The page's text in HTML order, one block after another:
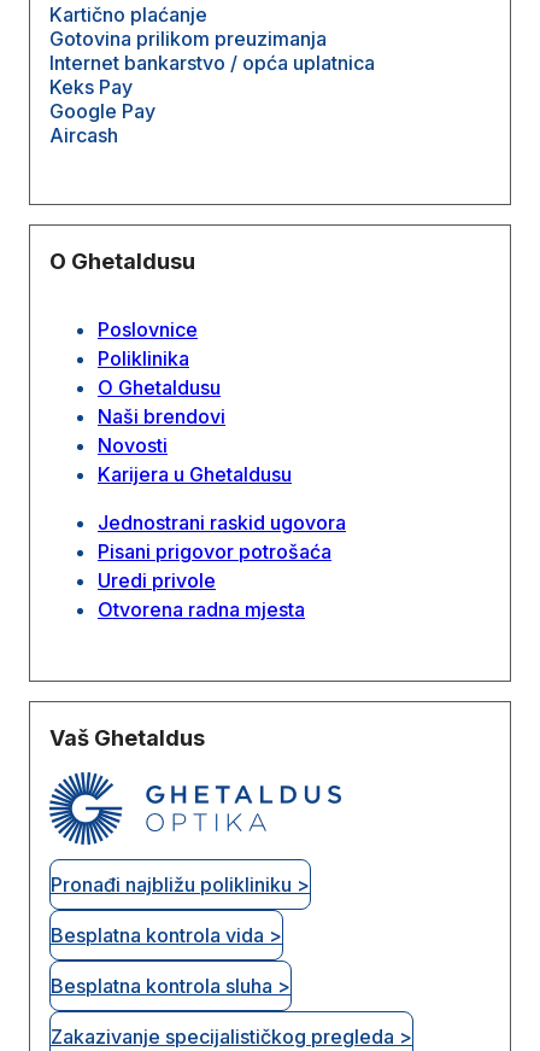
Kartično plaćanje
Gotovina prilikom preuzimanja
Internet bankarstvo / opća uplatnica
Keks Pay
Google Pay
Aircash
O Ghetaldusu
Poslovnice
Poliklinika
O Ghetaldusu
Naši brendovi
Novosti
Karijera u Ghetaldusu
Jednostrani raskid ugovora
Pisani prigovor potrošaća
Uredi privole
Otvorena radna mjesta
Vaš Ghetaldus
Pronađi najbližu polikliniku >
Besplatna kontrola vida >
Besplatna kontrola sluha >
Zakazivanje specijalističkog pregleda >